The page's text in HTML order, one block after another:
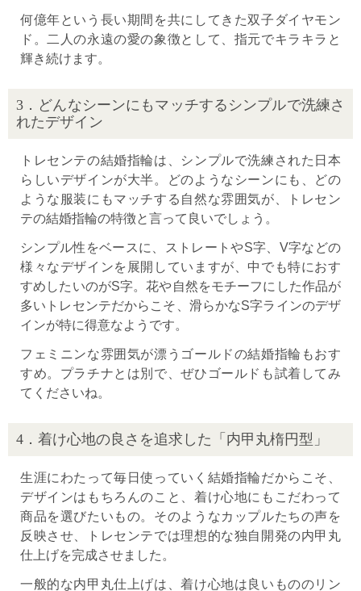
何億年という長い期間を共にしてきた双子ダイヤモン
ド。二人の永遠の愛の象徴として、指元でキラキラと
輝き続けます。
3．どんなシーンにもマッチするシンプルで洗練さ
れたデザイン
トレセンテの結婚指輪は、シンプルで洗練された日本
らしいデザインが大半。どのようなシーンにも、どの
ような服装にもマッチする自然な雰囲気が、トレセン
テの結婚指輪の特徴と言って良いでしょう。
シンプル性をベースに、ストレートやS字、V字などの
様々なデザインを展開していますが、中でも特におす
すめしたいのがS字。花や自然をモチーフにした作品が
多いトレセンテだからこそ、滑らかなS字ラインのデザ
インが特に得意なようです。
フェミニンな雰囲気が漂うゴールドの結婚指輪もおす
すめ。プラチナとは別で、ぜひゴールドも試着してみ
てくださいね。
4．着け心地の良さを追求した「内甲丸楕円型」
生涯にわたって毎日使っていく結婚指輪だからこそ、
デザインはもちろんのこと、着け心地にもこだわって
商品を選びたいもの。そのようなカップルたちの声を
反映させ、トレセンテでは理想的な独自開発の内甲丸
仕上げを完成させました。
一般的な内甲丸仕上げは、着け心地は良いもののリン